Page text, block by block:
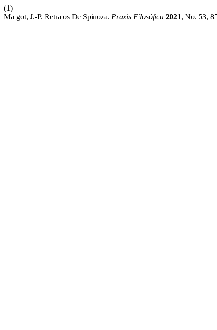
(1)
Margot, J.-P. Retratos De Spinoza. Praxis Filosófica 2021, No. 53,